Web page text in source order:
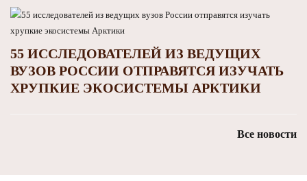
55 ИССЛЕДОВАТЕЛЕЙ ИЗ ВЕДУЩИХ
ВУЗОВ РОССИИ ОТПРАВЯТСЯ ИЗУЧАТЬ
ХРУПКИЕ ЭКОСИСТЕМЫ АРКТИКИ
Все новости